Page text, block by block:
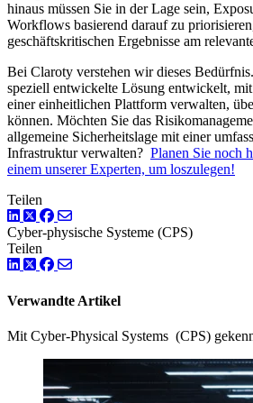
hinaus müssen Sie in der Lage sein,
Workflows basierend darauf zu
geschäftskritischen Ergebnisse am
Bei Claroty verstehen wir dieses
speziell entwickelte Lösung entwickelt,
einer einheitlichen Plattform verwalten,
können. Möchten Sie das
allgemeine Sicherheitslage mit einer
Infrastruktur verwalten? Planen Sie noch
einem unserer Experten, um loszulegen!
Teilen
LinkedIn
TwitterFacebook
Cyber-physische Systeme (CPS)
Teilen
LinkedIn
TwitterFacebook
Verwandte Artikel
Mit Cyber-Physical Systems (CPS)